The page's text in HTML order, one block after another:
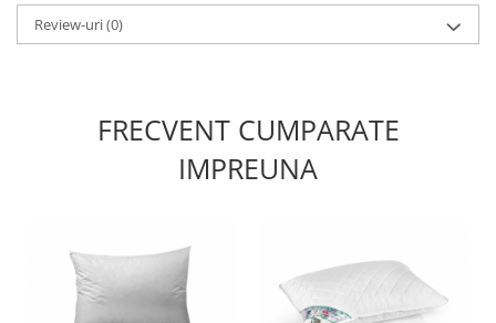
Review-uri(0)
FRECVENT CUMPARATE
IMPREUNA